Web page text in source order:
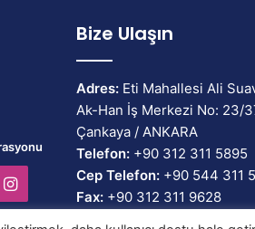
Instagram
Bize Ulaşın
Adres: Eti Mahallesi Ali
Ak-Han İş Merkezi No: 23/
Çankaya / ANKARA
Telefon: +90 312 311 5895
Cep Telefon: +90 544 311
Fax: +90 312 311 9628